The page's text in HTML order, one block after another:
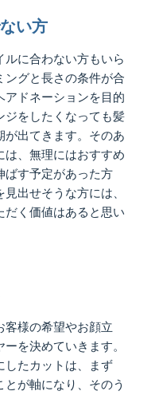
い方
に合わない方もいら
ングと長さの条件が合
アドネーションを目的
ジをしたくなっても髪
が出てきます。そのあ
は、無理にはおすすめ
ばす予定があった方
出せそうな方には、
だく価値はあると思い
客様の希望やお顔立
を決めていきます。
したカットは、まず
とが軸になり、そのう